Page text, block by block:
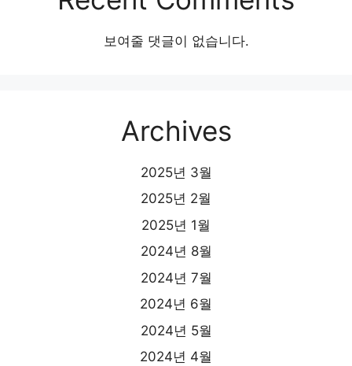
보여줄 댓글이 없습니다.
Archives
2025년 3월
2025년 2월
2025년 1월
2024년 8월
2024년 7월
2024년 6월
2024년 5월
2024년 4월